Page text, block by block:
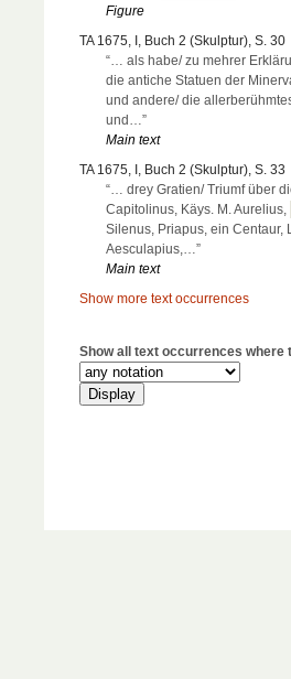
Figure
TA 1675, I, Buch 2 (Skulptur), S. 30
“… als habe/ zu mehrer
die antiche Statuen der
und andere/ die
und…”
Main text
TA 1675, I, Buch 2 (Skulptur), S. 33
“… drey Gratien/ Triumf über
Capitolinus, Käys. M. Aurelius,
Silenus, Priapus, ein Centaur,
Aesculapius,…”
Main text
Show more text occurrences
Show all text occurrences where